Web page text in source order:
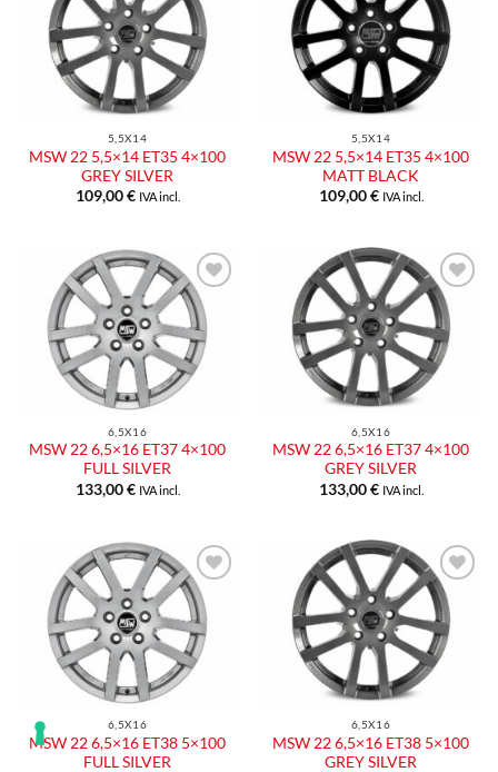
5,5X14
MSW 22 5,5×14 ET35 4×100
GREY SILVER
109,00€ IVA incl.
5,5X14
MSW 22 5,5×14 ET35 4×100
MATT BLACK
109,00€ IVA incl.
6,5X16
MSW 22 6,5×16 ET37 4×100
FULL SILVER
133,00€ IVA incl.
6,5X16
MSW 22 6,5×16 ET37 4×100
GREY SILVER
133,00€ IVA incl.
6,5X16
MSW 22 6,5×16 ET38 5×100
FULL SILVER
6,5X16
MSW 22 6,5×16 ET38 5×100
GREY SILVER